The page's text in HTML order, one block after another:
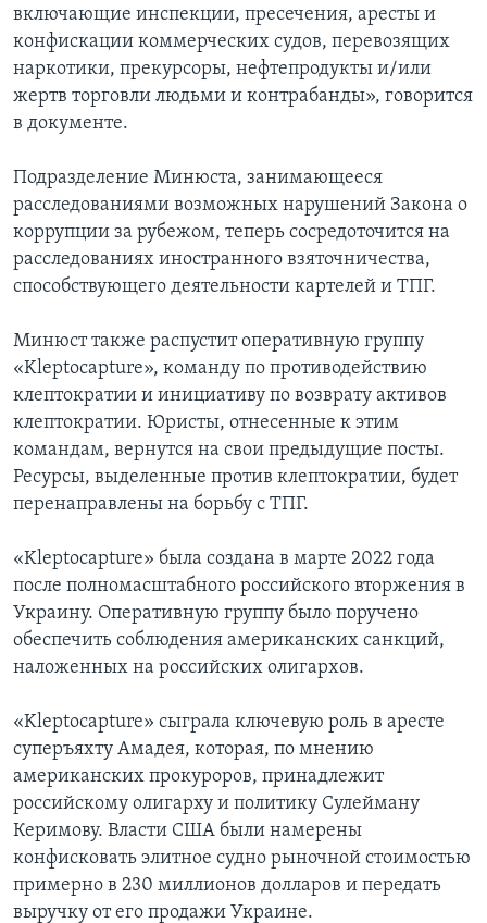
включающие инспекции, пресечения, аресты и
конфискации коммерческих судов, перевозящих
наркотики, прекурсоры, нефтепродукты и/или
жертв торговли людьми и контрабанды», говорится
в документе.
Подразделение Минюста, занимающееся
расследованиями возможных нарушений Закона о
коррупции за рубежом, теперь сосредоточится на
расследованиях иностранного взяточничества,
способствующего деятельности картелей и ТПГ.
Минюст также распустит оперативную группу
«Kleptocapture», команду по противодействию
клептократии и инициативу по возврату активов
клептократии. Юристы, отнесенные к этим
командам, вернутся на свои предыдущие посты.
Ресурсы, выделенные против клептократии, будет
перенаправлены на борьбу с ТПГ.
«Kleptocapture» была создана в марте 2022 года
после полномасштабного российского вторжения в
Украину. Оперативную группу было поручено
обеспечить соблюдения американских санкций,
наложенных на российских олигархов.
«Kleptocapture» сыграла ключевую роль в аресте
суперъяхту Амадея, которая, по мнению
американских прокуроров, принадлежит
российскому олигарху и политику Сулейману
Керимову. Власти США были намерены
конфисковать элитное судно рыночной стоимостью
примерно в 230 миллионов долларов и передать
выручку от его продажи Украине.